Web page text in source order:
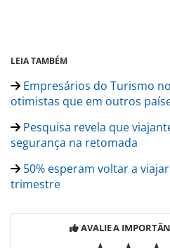
LEIA TAMBÉM
Empresários do Turismo
otimistas que em outros
Pesquisa revela que
segurança na retomada
50% esperam voltar a
trimestre
AVALIE A